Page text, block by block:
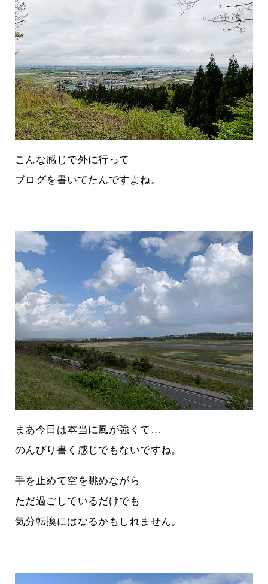
こんな感じで外に行って
ブログを書いてたんですよね。
まあ今日は本当に風が強くて…
のんびり書く感じでもないですね。
手を止めて空を眺めながら
ただ過ごしているだけでも
気分転換にはなるかもしれません。